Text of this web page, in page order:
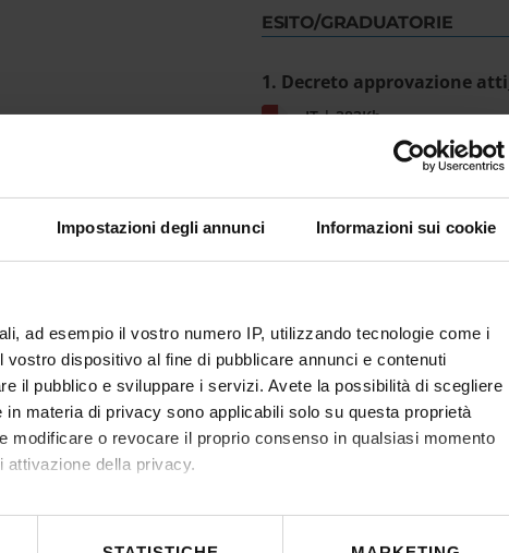
Impostazioni degli annunci Informazioni sui cookie
ad esempio il vostro numero IP, utilizzando tecnologie come i
dispositivo al fine di pubblicare annunci e contenuti
il pubblico e sviluppare i servizi. Avete la possibilità di scegliere
materia di privacy sono applicabili solo su questa proprietà
o revocare il proprio consenso in qualsiasi momento
della privacy.
con un'approssimazione di qualche metro,
ESITO/GRADUATORIE
1. Decreto approvazione
IT | 383Kb